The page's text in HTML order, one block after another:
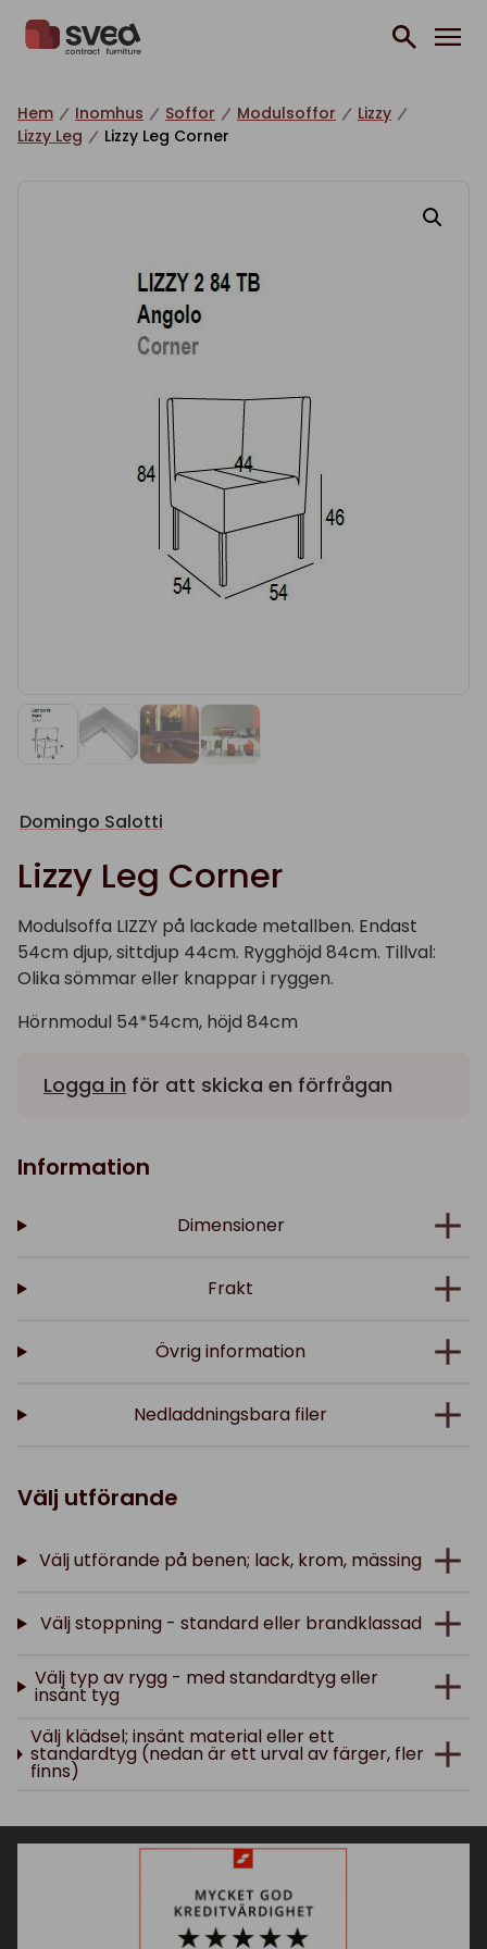
Hem Inomhus Soffor Modulsoffor
Lizzy
Lizzy Leg
Lizzy Leg Corner
Domingo Salotti
Lizzy Leg Corner
Modulsoffa LIZZY på lackade metallben. Endast
54cm djup, sittdjup 44cm. Rygghöjd 84cm. Tillval:
Olika sömmar eller knappar i ryggen.
Hörnmodul 54*54cm, höjd 84cm
Logga in för att skicka en förfrågan
Information
Dimensioner
Frakt
Övrig information
Nedladdningsbara filer
Välj utförande
Välj utförande på benen; lack, krom, mässing
Välj stoppning - standard eller brandklassad
Välj typ av rygg - med standardtyg eller
insänt tyg
Välj klädsel; insänt material eller ett
standardtyg (nedan är ett urval av färger, fler
finns)